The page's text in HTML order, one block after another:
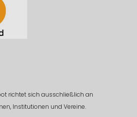
richtet sich ausschließlich an
Institutionen und Vereine.